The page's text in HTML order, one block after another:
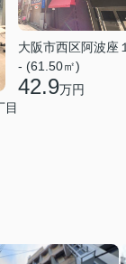
目
大阪市西区阿波座
- (61.50㎡)
42.9万円